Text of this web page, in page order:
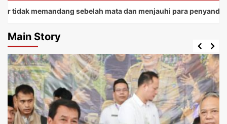
sebelah mata dan menjauhi para penyandang.
Main Story